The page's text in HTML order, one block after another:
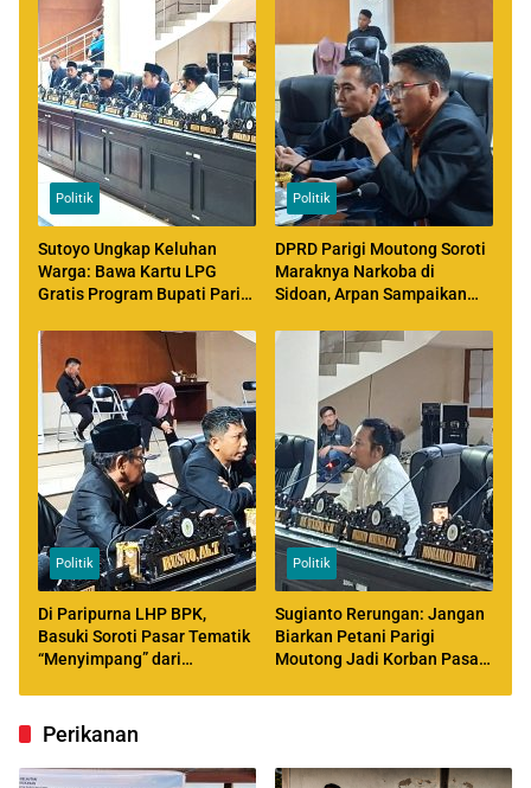
Politik
Sutoyo Ungkap Keluhan
Warga: Bawa Kartu LPG
Gratis Program Bupati Parigi
Bayar
Politik
DPRD Parigi Moutong Soroti
Maraknya Narkoba di
Sidoan, Arpan Sampaikan
Politik
Di Paripurna LHP BPK,
Basuki Soroti Pasar Tematik
“Menyimpang” dari
Politik
Sugianto Rerungan: Jangan
Biarkan Petani Parigi
Moutong Jadi Korban Pasar
Perikanan